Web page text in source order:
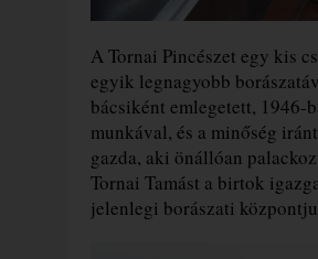
A Tornai Pincészet egy kis
egyik legnagyobb
bácsiként emlegetett, 1946-
munkával, és a minőség
gazda, aki önállóan
Tornai Tamást a birtok
jelenlegi borászati